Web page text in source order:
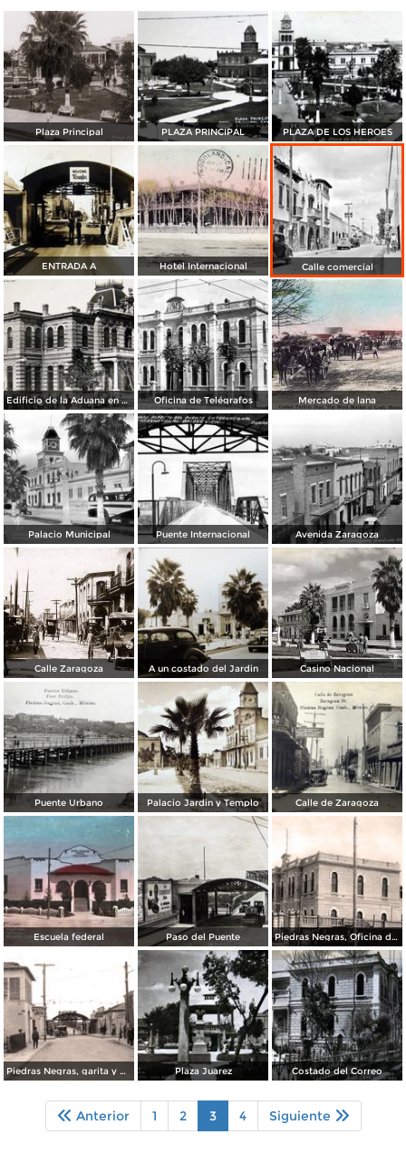
Plaza Principal PLAZA PRINCIPAL PLAZA DE LOS HEROES
ENTRADA A Hotel Internacional Calle comercial
Edificio de la Aduana en Piedras Negras Coahuila Oficina de Telégrafos Mercado de lana
Palacio Municipal Puente Internacional Avenida Zaragoza
Calle Zaragoza A un costado del Jardin Casino Nacional
Puente Urbano Palacio Jardin y Templo Calle de Zaragoza
Escuela federal Paso del Puente Piedras Negras, Oficina de Correos
Piedras Negras, garita y puente Plaza Juarez Costado del Correo
Anterior 1 2 3 4 Siguiente